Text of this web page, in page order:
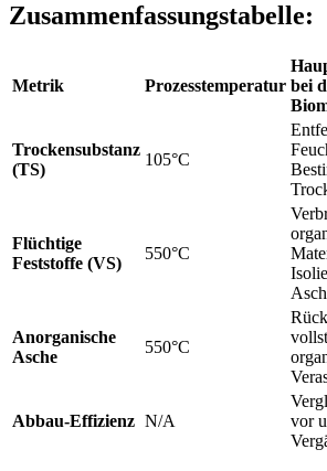
Zusammenfassungstabelle:
Metrik Prozesstemperatur bei
Trockensubstanz
(TS)
105°C
Flüchtige
Feststoffe (VS)
550°C
Anorganische
Asche
550°C
Abbau-Effizienz N/A
vor